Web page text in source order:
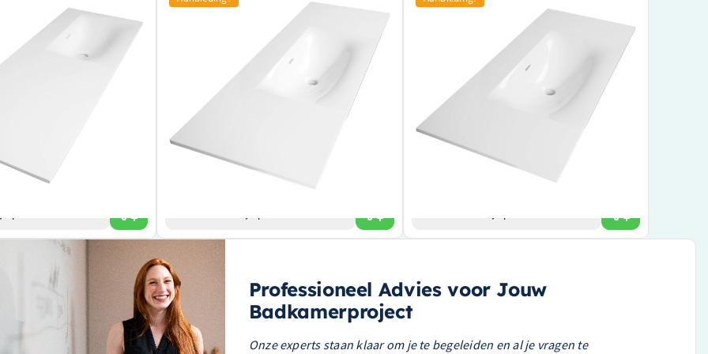
Kraangaten – Wit – WT-
en duurzaamheid.
enkelvoudige wastafel.
kraangaten voor een naadloze
1 Wasbak – Geen Kraangaten – Wit – WT-
Luxe en ruimte met een groot formaat van 120,5 cm
Minimalistisch design zonder kraangaten voor een
strakke uitstraling
Hoogwaardig wit afwerking voor een frisse en
hygiënische look
€ 526,33
1 Wasbak – Geen Kraangaten – Wit – WT-
Verfijnd ontwerp met een royaal oppervlak van
100,5 cm x 46 cm
Stijlvolle witte kleur die past in elke badkamerstijl
Flexibel ontwerp zonder kraangaten, ideaal voor
aangepaste installaties
Professioneel Advies voor Jouw
Badkamerproject
Onze experts staan klaar om je te begeleiden en al je vragen te